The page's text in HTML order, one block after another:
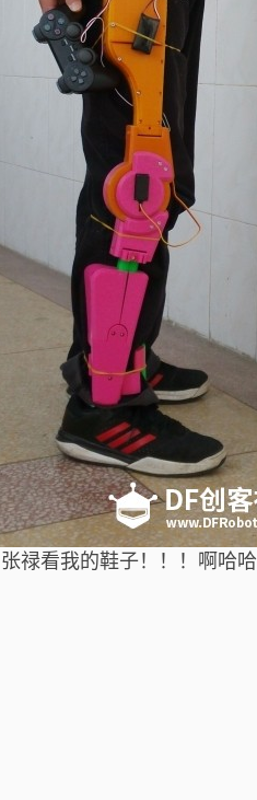
张禄看我的鞋子！！！啊哈哈